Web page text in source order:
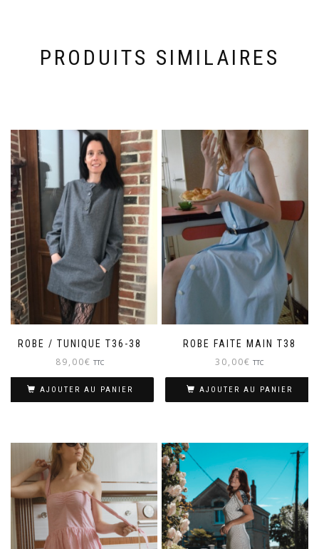
PRODUITS SIMILAIRES
ROBE / TUNIQUE T36-38
89,00€ TTC
AJOUTER AU PANIER
ROBE FAITE MAIN T38
30,00€ TTC
AJOUTER AU PANIER